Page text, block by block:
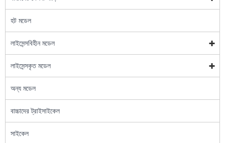
হট মডেল
লাইসেন্সবিহীন মডেল
লাইসেন্সকৃত মডেল
অন্য মডেল
বাচ্চাদের ট্রাইসাইকেল
সাইকেল